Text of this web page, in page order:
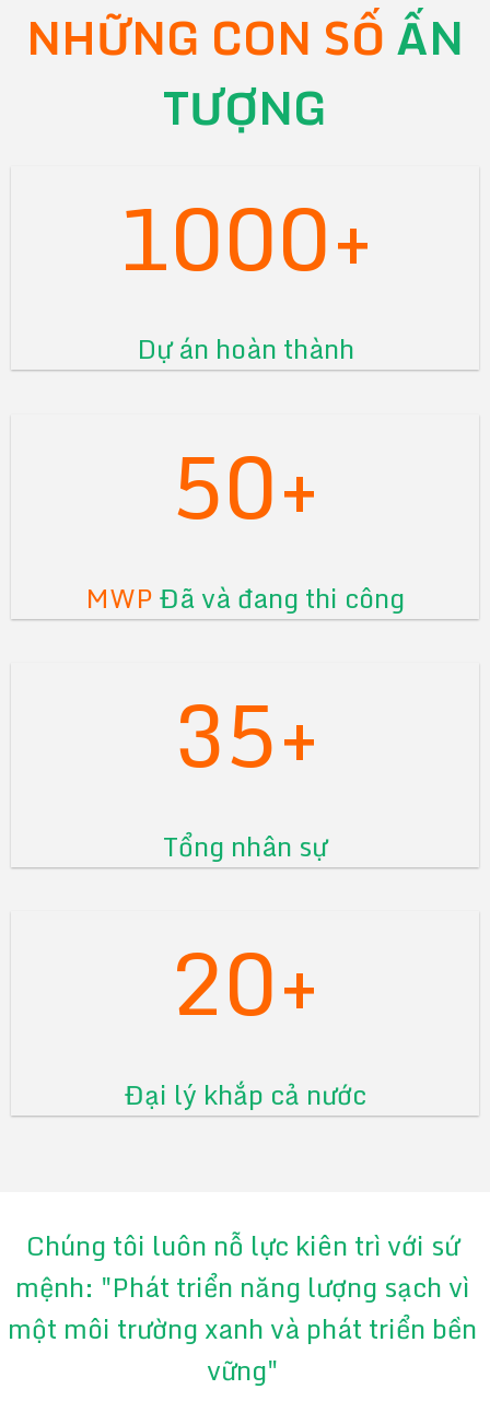
NHỮNG CON SỐ ẤN
TƯỢNG
1000+
Dự án hoàn thành
50+
MWPĐã và đang thi công
35+
Tổng nhân sự
20+
Đại lý khắp cả nước
Chúng tôi luôn nỗ lực kiên trì với sứ
mệnh: "Phát triển năng lượng sạch vì
một môi trường xanh và phát triển bền
vững"